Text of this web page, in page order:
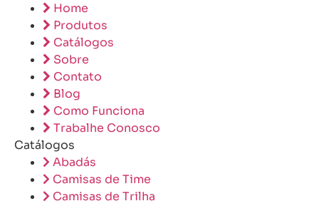
Home
Produtos
Catálogos
Sobre
Contato
Blog
Como Funciona
Trabalhe Conosco
Catálogos
Abadás
Camisas de Time
Camisas de Trilha